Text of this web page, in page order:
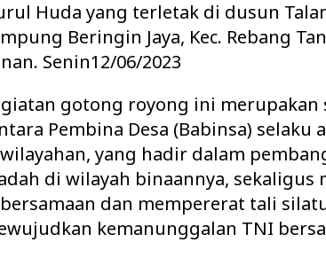
Huda yang terletak di dusun
Beringin Jaya, Kec. Rebang
Senin12/06/2023
gotong royong ini
Pembina Desa (Babinsa) selaku
yang hadir dalam
di wilayah binaannya, sekaligus
dan mempererat tali
kemanunggalan TNI